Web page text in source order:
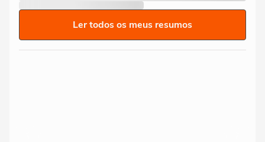
Ler todos os meus resumos